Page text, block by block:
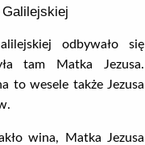
odbywało się
tam Matka Jezusa.
to wesele także Jezusa
wina, Matka Jezusa